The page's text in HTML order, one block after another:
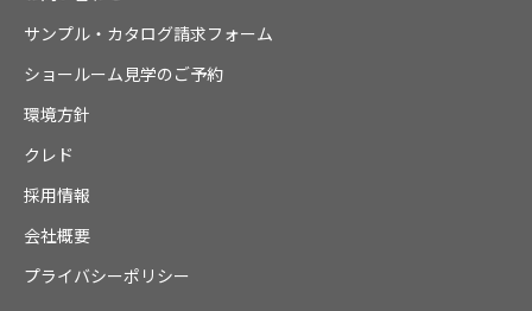
サンプル・カタログ請求フォーム
ショールーム見学のご予約
環境方針
クレド
採用情報
会社概要
プライバシーポリシー